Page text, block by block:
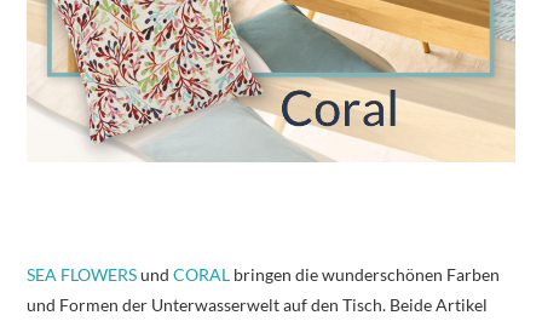
SEA FLOWERSundCORAL bringen die wunderschönen Farben
und Formen der Unterwasserwelt auf den Tisch. Beide Artikel